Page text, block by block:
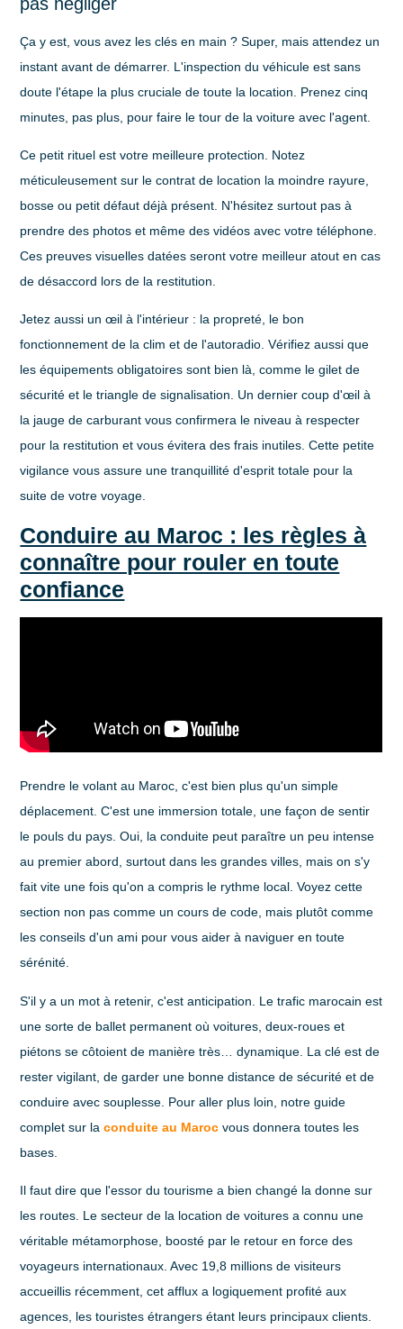
Ça y est, vous avez les clés en main ? Super, mais attendez un
instant avant de démarrer. L'inspection du véhicule est sans
doute l'étape la plus cruciale de toute la location. Prenez cinq
minutes, pas plus, pour faire le tour de la voiture avec l'agent.
Ce petit rituel est votre meilleure protection. Notez
méticuleusement sur le contrat de location la moindre rayure,
bosse ou petit défaut déjà présent. N'hésitez surtout pas à
prendre des photos et même des vidéos avec votre téléphone.
Ces preuves visuelles datées seront votre meilleur atout en cas
de désaccord lors de la restitution.
Jetez aussi un œil à l'intérieur : la propreté, le bon
fonctionnement de la clim et de l'autoradio. Vérifiez aussi que
les équipements obligatoires sont bien là, comme le gilet de
sécurité et le triangle de signalisation. Un dernier coup d'œil à
la jauge de carburant vous confirmera le niveau à respecter
pour la restitution et vous évitera des frais inutiles. Cette petite
vigilance vous assure une tranquillité d'esprit totale pour la
suite de votre voyage.
Conduire au Maroc : les règles à
connaître pour rouler en toute
confiance
Prendre le volant au Maroc, c'est bien plus qu'un simple
déplacement. C'est une immersion totale, une façon de sentir
le pouls du pays. Oui, la conduite peut paraître un peu intense
au premier abord, surtout dans les grandes villes, mais on s'y
fait vite une fois qu'on a compris le rythme local. Voyez cette
section non pas comme un cours de code, mais plutôt comme
les conseils d'un ami pour vous aider à naviguer en toute
sérénité.
S'il y a un mot à retenir, c'estanticipation . Le trafic marocain est
une sorte de ballet permanent où voitures, deux-roues et
piétons se côtoient de manière très… dynamique. La clé est de
rester vigilant, de garder une bonne distance de sécurité et de
conduire avec souplesse. Pour aller plus loin, notre guide
complet sur laconduite au Maroc vous donnera toutes les
bases.
Il faut dire que l'essor du tourisme a bien changé la donne sur
les routes. Le secteur de la location de voitures a connu une
véritable métamorphose, boosté par le retour en force des
voyageurs internationaux. Avec 19,8 millions de visiteurs
accueillis récemment, cet afflux a logiquement profité aux
agences, les touristes étrangers étant leurs principaux clients.